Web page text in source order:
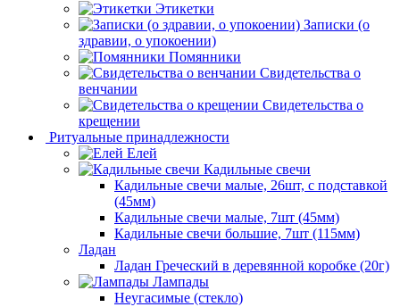
Этикетки
Записки (о
здравии, о упокоении)
Помянники
Свидетельства о
венчании
Свидетельства о
крещении
Ритуальные принадлежности
Елей
Кадильные свечи
Кадильные свечи малые, 26шт, с подставкой
(45мм)
Кадильные свечи малые, 7шт (45мм)
Кадильные свечи большие, 7шт (115мм)
Ладан
Ладан Греческий в деревянной коробке (20г)
Лампады
Неугасимые (стекло)